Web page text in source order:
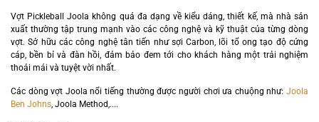
Vợt Pickleball Joola không quá đa dạng về kiểu dáng, thiết kế, mà nhà sản
xuất thường tập trung mạnh vào các công nghệ và kỹ thuật của từng dòng
vợt. Sở hữu các công nghệ tân tiến như sợi Carbon, lõi tổ ong tạo độ cứng
cáp, bền bỉ và đàn hồi, đảm bảo đem tới cho khách hàng một trải nghiệm
thoải mái và tuyệt vời nhất.
Các dòng vợt Joola nổi tiếng thường được người chơi ưa chuộng như: Joola
Ben Johns, Joola Method,....